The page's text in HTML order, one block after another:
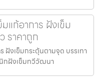
แก้อาการ ฝังเข็ม
ราคาถูก
งเข็มกระตุ้นตามจุด บรรเทา
กฝังเข็มทวีวัฒนา